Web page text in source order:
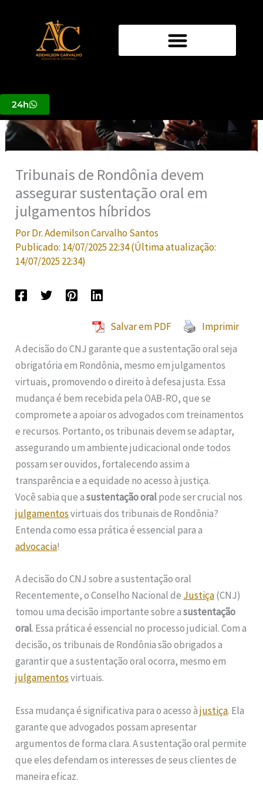
conteúdo
24h
Tribunais de Rondônia devem
assegurar sustentação oral em
julgamentos híbridos
PorDr. Ademilson Carvalho Santos
Publicado: 14/07/2025 22:34(Última atualização:
14/07/2025 22:34)
Salvar em PDF
Imprimir
A decisão do CNJ garante que a sustentação oral seja
obrigatória em Rondônia, mesmo em julgamentos
virtuais, promovendo o direito à defesa justa. Essa
mudança é bem recebida pela OAB-RO, que se
compromete a apoiar os advogados com treinamentos
e recursos. Portanto, os tribunais devem se adaptar,
assegurando um ambiente judicacional onde todos
possam ser ouvidos, fortalecendo assim a
transparência e a equidade no acesso à justiça.
Você sabia que asustentação oralpode ser crucial nos
julgamentosvirtuais dos tribunais de Rondônia?
Entenda como essa prática é essencial para a
advocacia!
A decisão do CNJ sobre a sustentação oral
Recentemente, o Conselho Nacional de Justiça(CNJ)
tomou uma decisão importante sobre asustentação
oral. Essa prática é essencial no processo judicial. Com a
decisão, os tribunais de Rondônia são obrigados a
garantir que a sustentação oral ocorra, mesmo em
julgamentosvirtuais.
Essa mudança é significativa para o acesso àjustiça. Ela
garante que advogados possam apresentar
argumentos de forma clara. A sustentação oral permite
que eles defendam os interesses de seus clientes de
maneira eficaz.